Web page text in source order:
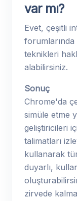
var mı?
Evet, çeşitli
teknikleri
alabilirsiniz.
Sonuç
Chrome'da
simüle etme
geliştiricileri
talimatları
kullanarak
duyarlı,
zirvede